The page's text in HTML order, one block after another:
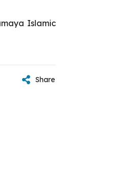
Islamic
Share